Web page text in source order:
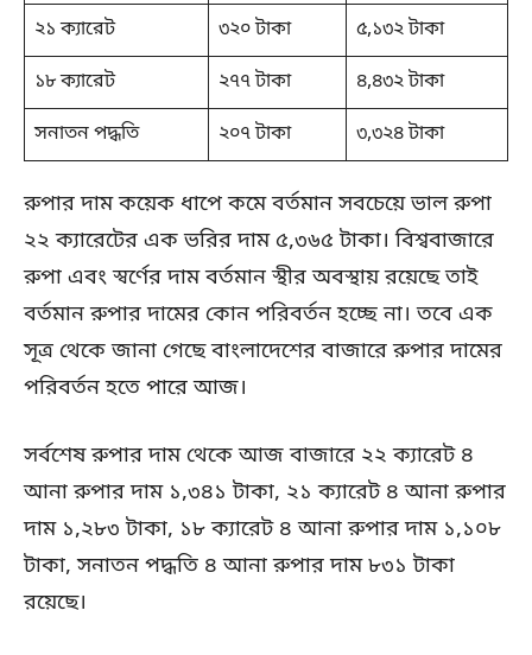
২১ ক্যারেট
৩২০ টাকা
৫,১৩২ টাকা
১৮ ক্যারেট
২৭৭ টাকা
৪,৪৩২ টাকা
সনাতন পদ্ধতি
২০৭ টাকা ৩,৩২৪ টাকা
রুপার দাম কয়েক ধাপে কমে বর্তমান সবচেয়ে ভাল রুপা
২২ ক্যারেটের এক ভরির দাম ৫,৩৬৫ টাকা। বিশ্ববাজারে
রুপা এবং স্বর্ণের দাম বর্তমান স্থীর অবস্থায় রয়েছে তাই
বর্তমান রুপার দামের কোন পরিবর্তন হচ্ছে না। তবে এক
সূত্র থেকে জানা গেছে বাংলাদেশের বাজারে রুপার দামের
পরিবর্তন হতে পারে আজ।
সর্বশেষ রুপার দাম থেকে আজ বাজারে ২২ ক্যারেট ৪
আনা রুপার দাম ১,৩৪১ টাকা, ২১ ক্যারেট ৪ আনা রুপার
দাম ১,২৮৩ টাকা, ১৮ ক্যারেট ৪ আনা রুপার দাম ১,১০৮
টাকা, সনাতন পদ্ধতি ৪ আনা রুপার দাম ৮৩১ টাকা
রয়েছে।